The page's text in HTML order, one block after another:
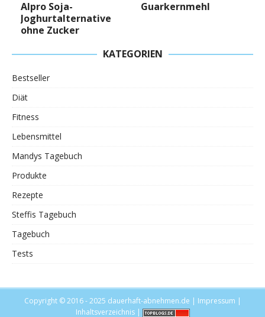
Alpro Soja-
Joghurtalternative
ohne Zucker
Guarkernmehl
KATEGORIEN
Bestseller
Diät
Fitness
Lebensmittel
Mandys Tagebuch
Produkte
Rezepte
Steffis Tagebuch
Tagebuch
Tests
Copyright © 2016 - 2025 dauerhaft-abnehmen.de | Impressum |
Inhaltsverzeichnis|